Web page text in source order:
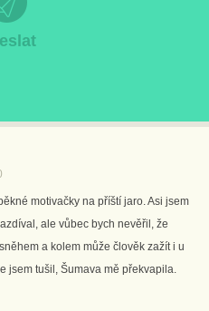
motivačky na příští jaro. Asi jsem
ale vůbec bych nevěřil, že
a kolem může člověk zažít i u
jsem tušil, Šumava mě překvapila.